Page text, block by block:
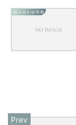
組み合わせ共有